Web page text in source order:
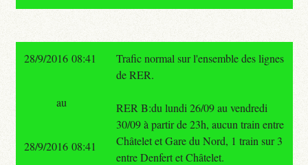
28/9/2016 08:41
Trafic normal sur l'ensemble des lignes
de RER.
RER B:du lundi 26/09 au vendredi
30/09 à partir de 23h, aucun train entre
Châtelet et Gare du Nord, 1 train sur 3
entre Denfert et Châtelet.
au
28/9/2016 08:41